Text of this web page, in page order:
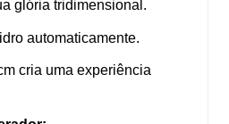
glória tridimensional.
automaticamente.
cria uma experiência